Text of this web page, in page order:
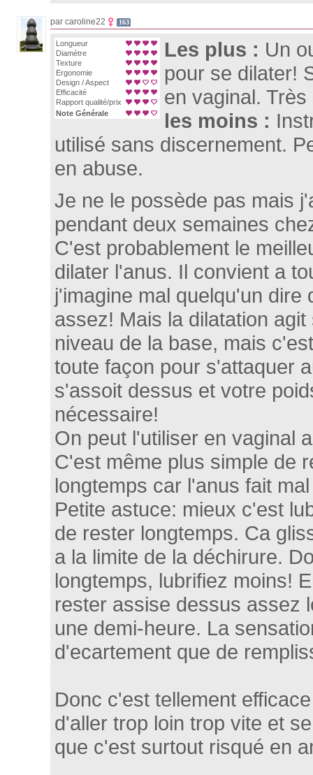
par caroline22 163
Longueur
Diamètre
Texture
Ergonomie
Design / Aspect
Efficacité
Rapport qualité/prix
Note Générale
Les plus : Un
pour se dilater!
en vaginal. Très
les moins :
utilisé sans discernement.
en abuse.
Je ne le possède pas mais
pendant deux semaines
C'est probablement le
dilater l'anus. Il convient a
j'imagine mal quelqu'un dire
assez! Mais la dilatation
niveau de la base, mais
toute façon pour s'attaquer
s'assoit dessus et votre
nécessaire!
On peut l'utiliser en vaginal
C'est même plus simple de
longtemps car l'anus fait
Petite astuce: mieux c'est
de rester longtemps. Ca
a la limite de la déchirure.
longtemps, lubrifiez moins!
rester assise dessus assez
une demi-heure. La
d'ecartement que de
Donc c'est tellement
d'aller trop loin trop vite et
que c'est surtout risqué en